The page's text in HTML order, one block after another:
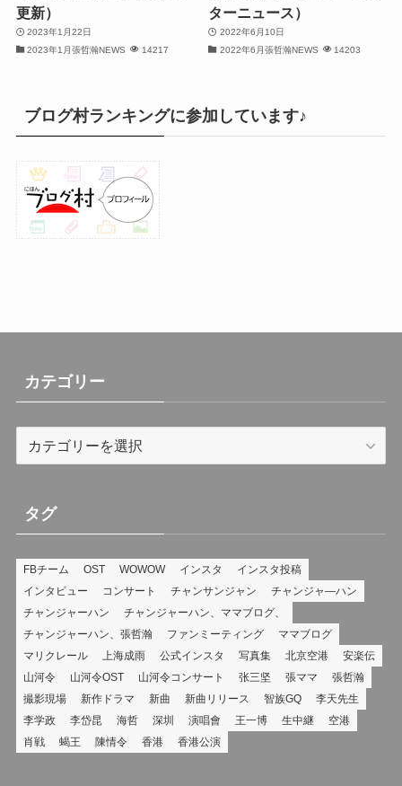
(31)
更新）
2023年1月22日
2023年1月張哲瀚NEWS
14217
ターニュース）
2022年6月10日
2022年6月張哲瀚NEWS
14203
ブログ村ランキングに参加しています♪
カテゴリー
ー
タグ
FBチーム OST WOWOW インスタ
インスタ投稿
インタビュー
コンサート チャンサンジャン
チャンジャ―ハン
チャンジャーハン
チャンジャーハン、ママブログ、
チャンジャーハン、張哲瀚
ファンミーティング
ママブログ
マリクレール
上海成雨 公式インスタ 写真集 北京空港
安楽伝
山河令
山河令OST 山河令コンサート 张三坚 張ママ
張哲瀚
撮影現場
新作ドラマ 新曲 新曲リリース 智族GQ
李天先生
李学政
李岱昆 海哲 深圳 演唱會 王一博 生中継
空港
肖戦
蝎王 陳情令 香港 香港公演